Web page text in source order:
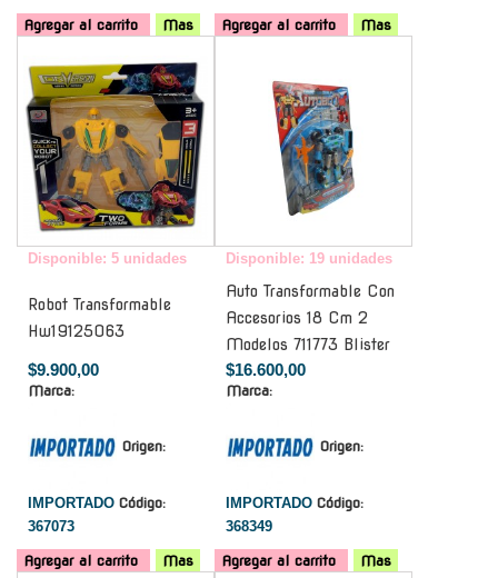
Agregar al carrito Mas Agregar al carrito
Mas
Disponible: 5 unidades
Robot Transformable
Hw19125063
$9.900,00
Marca:
Origen:
IMPORTADO Código:
367073
Agregar al carrito Mas
Disponible: 19 unidades
Auto Transformable Con
Accesorios 18 Cm 2
Modelos 711773 Blister
$16.600,00
Marca:
Origen:
IMPORTADO Código:
368349
Agregar al carrito
Mas